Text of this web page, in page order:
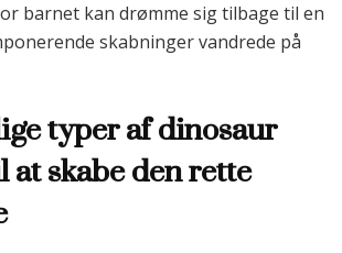
barnet kan drømme sig tilbage til en
skabninger vandrede på
typer af dinosaur
skabe den rette